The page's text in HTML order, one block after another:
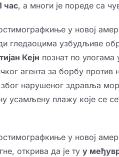
час, а многи је пореде са
гледаоцима узбудљиве
Кејн познат по улогама
агента за борбу
нарушеног здравља
усамљену плажу које се
открива да је ту у